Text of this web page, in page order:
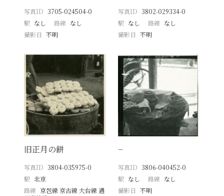
写真ID 3705-024504-0
駅 なし 路線 なし
撮影日
不明
写真ID 3802-029334-0
駅 なし 路線 なし
撮影日 不明
旧正月の餅
写真ID 3804-035975-0
駅 北京
路線 京包線 京古線 大台線 通
−
写真ID 3806-040452-0
駅 なし 路線 なし
撮影日 不明